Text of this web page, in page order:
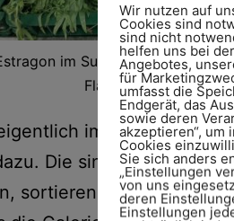
im Supermarkt =
Flashback.
immer schnell
Die sind nun leider
sortieren, auf die
Wir nutzen auf
Cookies sind
sind nicht
helfen uns bei
Angebotes,
für
umfasst die
Endgerät, das
sowie deren
akzeptieren“, um
Cookies
Sie sich anders
„Einstellungen
von uns
deren
Einstellungen